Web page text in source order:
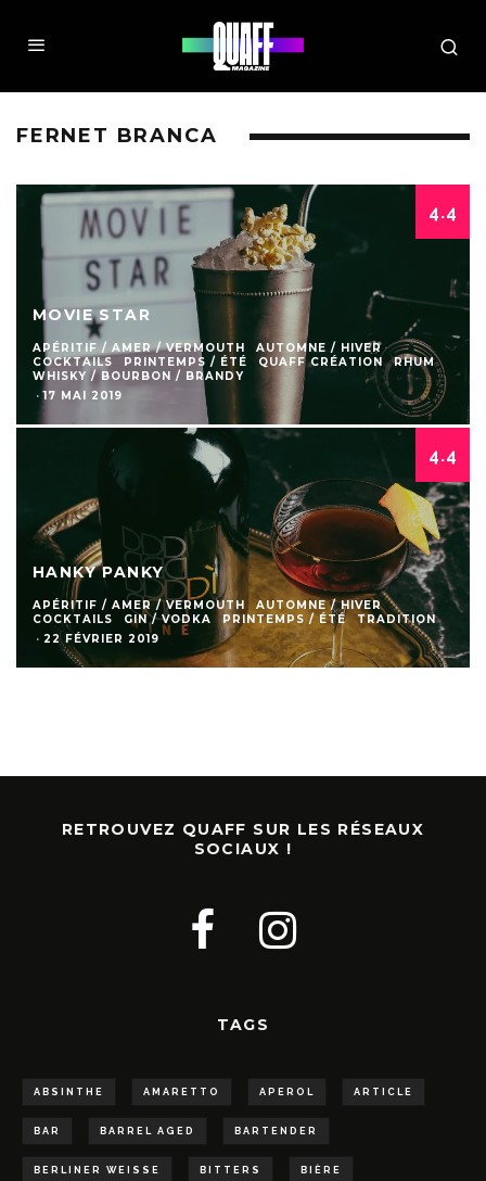
FERNET BRANCA
4.4
MOVIE STAR
APÉRITIF / AMER / VERMOUTH
AUTOMNE / HIVER
COCKTAILS
PRINTEMPS / ÉTÉ QUAFF CRÉATION
RHUM
WHISKY / BOURBON / BRANDY
· 17 MAI 2019
4.4
HANKY PANKY
APÉRITIF / AMER / VERMOUTH
AUTOMNE / HIVER
COCKTAILS
GIN / VODKA PRINTEMPS / ÉTÉ
TRADITION
· 22 FÉVRIER 2019
RETROUVEZ QUAFF SUR LES RÉSEAUX
SOCIAUX !
TAGS
ABSINTHE AMARETTO APEROL ARTICLE
BAR BARREL AGED BARTENDER
BERLINER WEISSE BITTERS BIÈRE